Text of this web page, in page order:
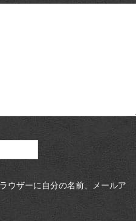
ウザーに自分の名前、メールア